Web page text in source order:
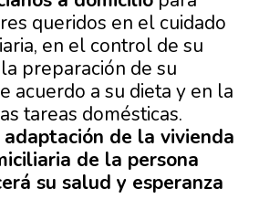
queridos en el cuidado
en el control de su
preparación de su
acuerdo a su dieta y en la
tareas domésticas.
adaptación de la vivienda
de la persona
su salud y esperanza